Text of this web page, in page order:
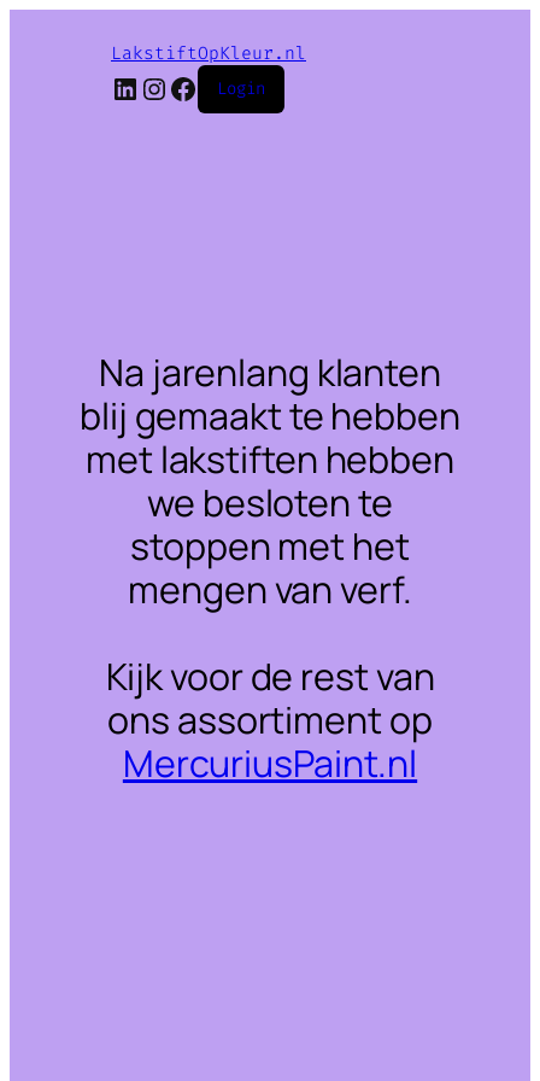
LakstiftOpKleur.nl
LinkedIn
Instagram
Facebook
Login
Na jarenlang klanten
blij gemaakt te hebben
met lakstiften hebben
we besloten te
stoppen met het
mengen van verf.
Kijk voor de rest van
ons assortiment op
MercuriusPaint.nl